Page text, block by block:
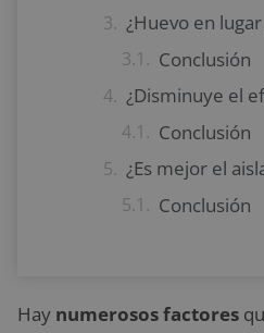
¿Huevo en
Conclusión
Conclusión
Conclusión
Hay numerosos factores